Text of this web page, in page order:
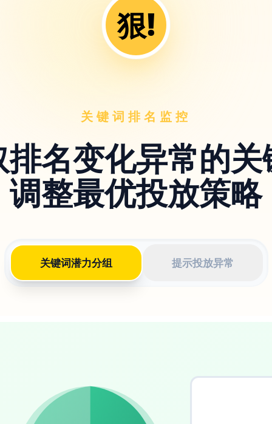
狠!
关键词排名监控
排名变化异常的关
调整最优投放策略
关键词潜力分组 提示投放异常